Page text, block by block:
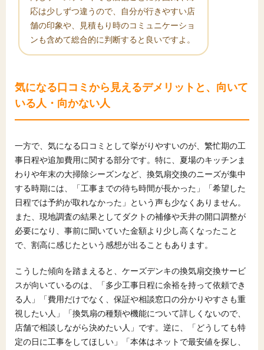
応は少しずつ違うので、自分が行きやすい店
舗の印象や、見積もり時のコミュニケーショ
ンも含めて総合的に判断すると良いですよ。
気になる口コミから見えるデメリットと、向いて
いる人・向かない人
一方で、気になる口コミとして挙がりやすいのが、繁忙期の工
事日程や追加費用に関する部分です。特に、夏場のキッチンま
わりや年末の大掃除シーズンなど、換気扇交換のニーズが集中
する時期には、「工事までの待ち時間が長かった」「希望した
日程では予約が取れなかった」という声も少なくありません。
また、現地調査の結果としてダクトの補修や天井の開口調整が
必要になり、事前に聞いていた金額より少し高くなったこと
で、割高に感じたという感想が出ることもあります。
こうした傾向を踏まえると、ケーズデンキの換気扇交換サービ
スが向いているのは、「多少工事日程に余裕を持って依頼でき
る人」「費用だけでなく、保証や相談窓口の分かりやすさも重
視したい人」「換気扇の種類や機能について詳しくないので、
店舗で相談しながら決めたい人」です。逆に、「どうしても特
定の日に工事をしてほしい」「本体はネットで最安値を探し、